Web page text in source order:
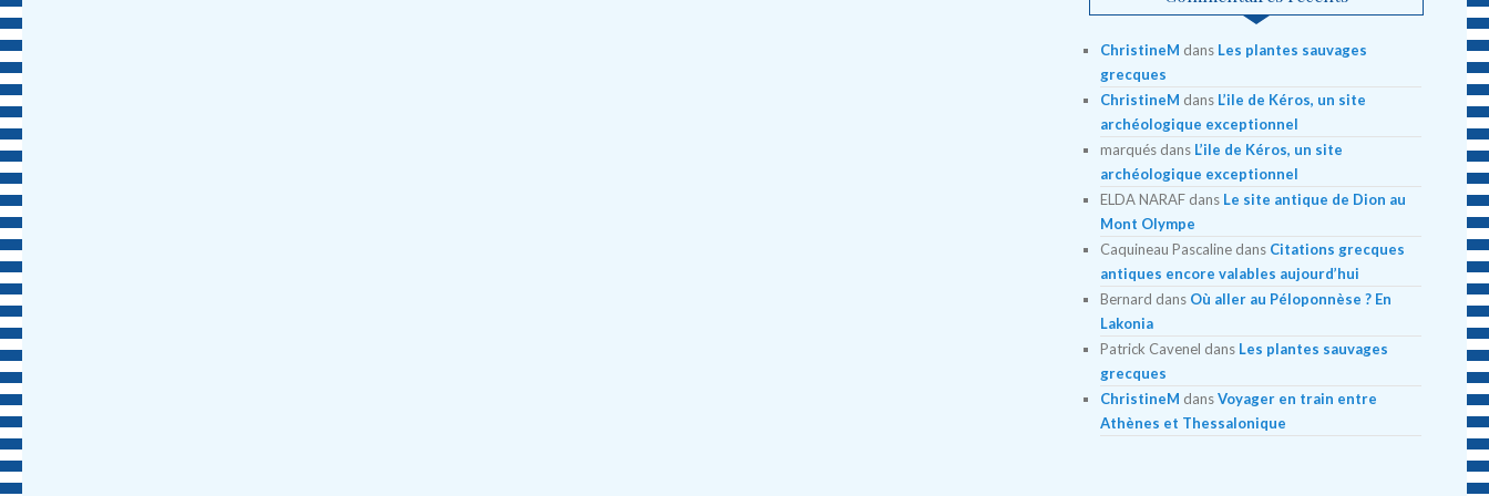
ChristineM dans Les plantes sauvages
grecques
ChristineM dans L’ile de Kéros, un site
archéologique exceptionnel
marquésdans L’ile de Kéros, un site
archéologique exceptionnel
ELDA NARAFdans Le site antique de Dion au
Mont Olympe
Caquineau Pascalinedans Citations grecques
antiques encore valables aujourd’hui
Bernard dans Où aller au Péloponnèse ? En
Lakonia
Patrick Cavenel dans Les plantes sauvages
grecques
ChristineM dansVoyager en train entre
Athènes et Thessalonique